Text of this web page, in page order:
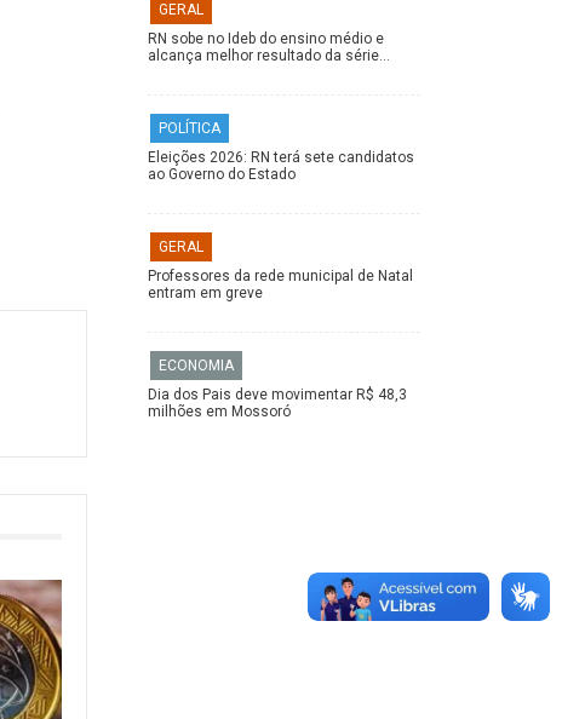
GERAL
RN sobe no Ideb do ensino médio e
alcança melhor resultado da série…
POLÍTICA
Eleições 2026: RN terá sete candidatos
ao Governo do Estado
GERAL
Professores da rede municipal de Natal
entram em greve
ECONOMIA
Dia dos Pais deve movimentar R$ 48,3
milhões em Mossoró